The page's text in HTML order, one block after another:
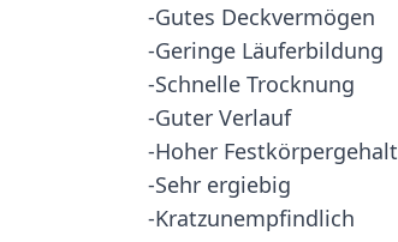
-Gutes Deckvermögen
-Geringe Läuferbildung
-Schnelle Trocknung
-Guter Verlauf
-Hoher Festkörpergehalt
-Sehr ergiebig
-Kratzunempfindlich